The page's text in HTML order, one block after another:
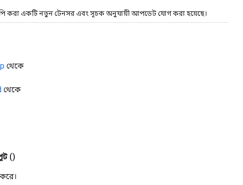
করা একটি নতুন টেনসর এবং সূচক অনুযায়ী আপডেট যোগ করা হয়েছে।
থেকে
থেকে
()